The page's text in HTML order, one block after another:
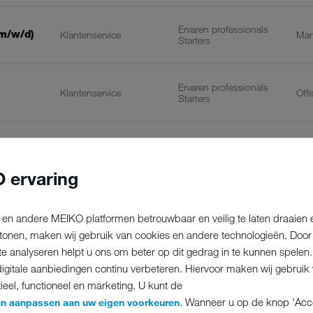
ervaring
andere MEIKO platformen betrouwbaar en veilig te laten draaien
maken wij gebruik van cookies en andere technologieën.
analyseren helpt u ons om beter op dit gedrag in te kunnen
aanbiedingen continu verbeteren. Hiervoor maken wij
functioneel en marketing. U kunt de
aanpassen aan uw eigen voorkeuren. Wanneer u op de knop
w/d) Klantenservice
Ervaren professionals
Starters
Klantenservice
Ervaren professionals
Starters
d)
w/d) Klantenservice
Starters
Ervaren professionals
Ervaren professionals
Starters